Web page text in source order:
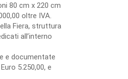
80 cm x 220 cm
oltre IVA.
Fiera, struttura
all’interno
e documentate
5.250,00, e